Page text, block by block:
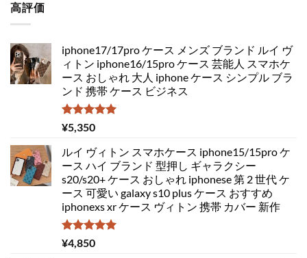
高評価
iphone17/17pro ケース メンズ ブランド ルイ ヴ
ィトン iphone16/15pro ケース 芸能人 スマホケ
ース おしゃれ 大人 iphone ケース シンプル ブラ
ンド 携帯 ケース ビジネス
5段階中
5.00
¥5,350
ルイ ヴィトン スマホケース iphone15/15pro ケ
ース ハイ ブランド 型押し ギャラクシー
s20/s20+ ケース おしゃれ iphonese 第 2 世代 ケ
ース 可愛い galaxy s10 plus ケース おすすめ
iphonexs xr ケース ヴィトン 携帯 カバー 新作
5段階中
5.00
¥4,850